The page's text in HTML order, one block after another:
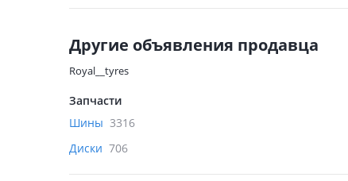
Другие объявления продавца
Royal__tyres
Запчасти
Шины 3316
Диски 706